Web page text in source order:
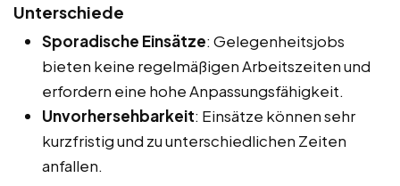
Unterschiede
Sporadische Einsätze: Gelegenheitsjobs
bieten keine regelmäßigen Arbeitszeiten und
erfordern eine hohe Anpassungsfähigkeit.
Unvorhersehbarkeit: Einsätze können sehr
kurzfristig und zu unterschiedlichen Zeiten
anfallen.